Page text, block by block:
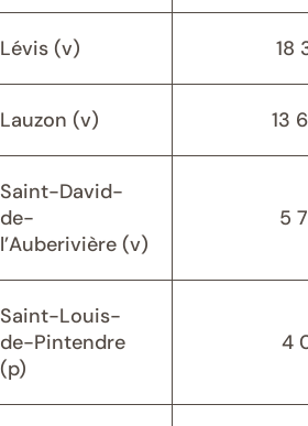
Lévis (v) 18
Lauzon (v) 13
Saint-David-
de-
l’Auberivière (v)
5
Saint-Louis-
de-Pintendre
(p)
4